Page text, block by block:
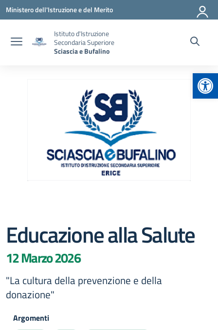
Vai ai contenuti
Vai al menu di navigazione
Vai al footer
Ministero dell'Istruzione e del Merito
Istituto d'Istruzione
Secondaria Superiore
Sciascia e Bufalino
Educazione alla Salute
12 Marzo 2026
"La cultura della prevenzione e della
donazione"
Argomenti